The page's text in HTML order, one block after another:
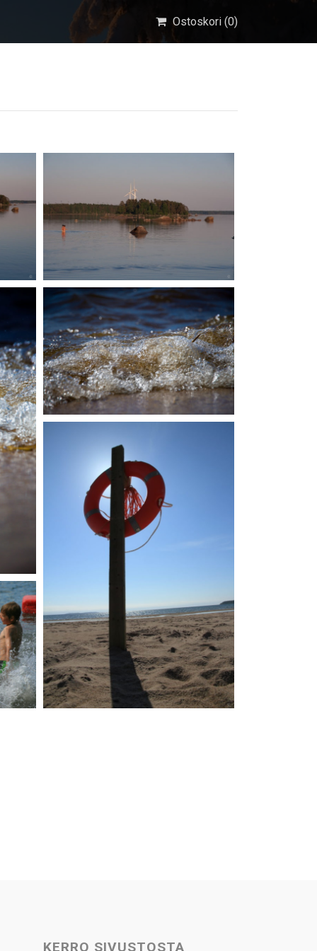
Ostoskori (0)
KERRO SIVUSTOSTA